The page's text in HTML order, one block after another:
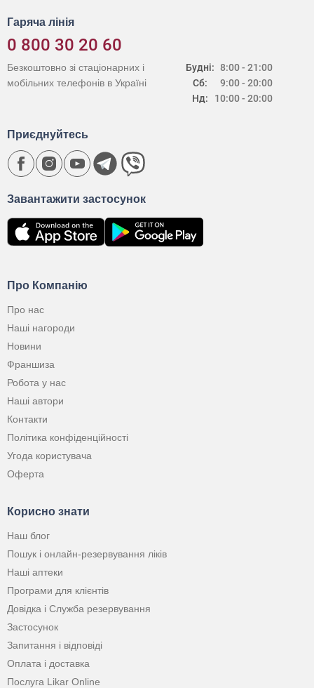
Гаряча лінія
0 800 30 20 60
Будні:
Сб:
Нд:
8:00 - 21:00
9:00 - 20:00
10:00 - 20:00
Безкоштовно зі стаціонарних і
мобільних телефонів в Україні
Про Компанію
Про нас
Наші нагороди
Новини
Франшиза
Робота у нас
Наші автори
Контакти
Політика конфіденційності
Угода користувача
Оферта
Корисно знати
Наш блог
Пошук і онлайн-резервування ліків
Наші аптеки
Програми для клієнтів
Довідка і Служба резервування
Застосунок
Запитання і відповіді
Оплата і доставка
Послуга Likar Online
Завантажити застосунок
Приєднуйтесь